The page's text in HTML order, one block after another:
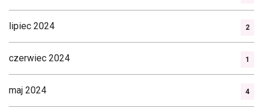
lipiec 2024 2
czerwiec 2024 1
maj 2024 4